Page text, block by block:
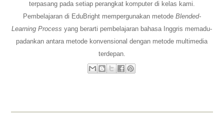
terpasang pada setiap perangkat komputer di kelas kami.
Pembelajaran di EduBright mempergunakan metode Blended-
Learning Process yang berarti pembelajaran bahasa Inggris memadu-
padankan antara metode konvensional dengan metode multimedia
terdepan.